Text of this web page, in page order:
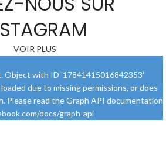
VOIR PLUS
Object with ID '17841415016842353'
due to missing permissions, or does
Please read the Graph API documentation
docs/graph-api